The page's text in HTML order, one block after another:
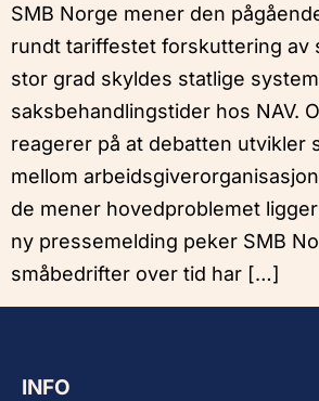
SMB Norge mener den
rundt tariffestet forskuttering av
stor grad skyldes statlige
saksbehandlingstider hos NAV.
reagerer på at debatten utvikler
mellom
de mener hovedproblemet
ny pressemelding peker SMB
småbedrifter over tid har […]
INFO